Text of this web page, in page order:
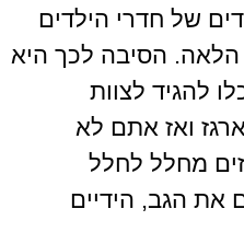
של חדרי הילדים
הלאה. הסיבה לכך היא
להגיד לצוות
ואז אתם לא
מחלל לחלל
את הגב, הידיים